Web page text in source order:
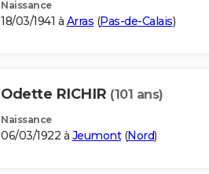
Naissance
18/03/1941 à Arras (Pas-de-Calais)
Odette RICHIR (101 ans)
Naissance
06/03/1922 à Jeumont(Nord)